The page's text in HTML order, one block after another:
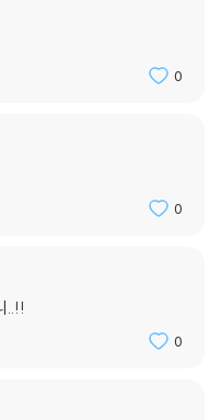
때도 마찬가지로 적용해볼
다. 학교생활에 지장을 주지
기 위해서라면 목적은 나쁘지
한 옷을 강요하거나 머리를
을 것입니다. 세번째는 그런
니다. 개성을 마음껏 발휘하
실하고 친구와 원만하게 지낼
요. 조금 더 나이가 들면 하고
맥킨지 말마따나 여전히 조금
0
0
..!!
0